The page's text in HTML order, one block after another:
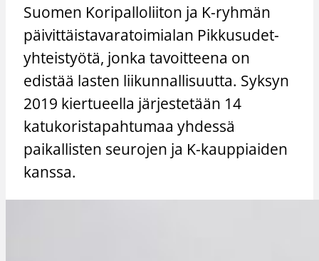
Suomen Koripalloliiton ja K-ryhmän
päivittäistavaratoimialan Pikkusudet-
yhteistyötä, jonka tavoitteena on
edistää lasten liikunnallisuutta. Syksyn
2019 kiertueella järjestetään 14
katukoristapahtumaa yhdessä
paikallisten seurojen ja K-kauppiaiden
kanssa.